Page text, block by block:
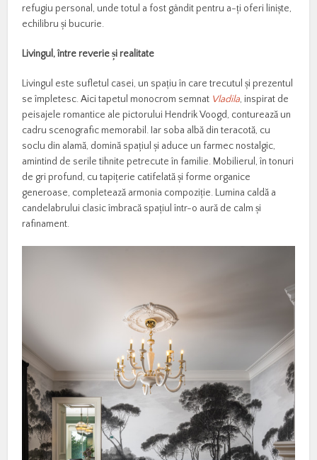
refugiu personal, unde totul a fost gândit pentru a-ți oferi liniște,
echilibru și bucurie.
Livingul, între reverieși realitate
Livingul este sufletul casei, un spațiu în care trecutul și prezentul
se împletesc. Aici tapetul monocrom semnat Vladila, inspirat de
peisajele romantice ale pictorului Hendrik Voogd, conturează un
cadru scenografic memorabil. Iar soba albă din teracotă, cu
soclu din alamă, domină spațiul și aduce un farmec nostalgic,
amintind de serile tihnite petrecute în familie. Mobilierul, în tonuri
de gri profund, cu tapițerie catifelată și forme organice
generoase, completează armonia compoziție. Lumina caldă a
candelabrului clasic îmbracă spațiul într-o aură de calm și
rafinament.